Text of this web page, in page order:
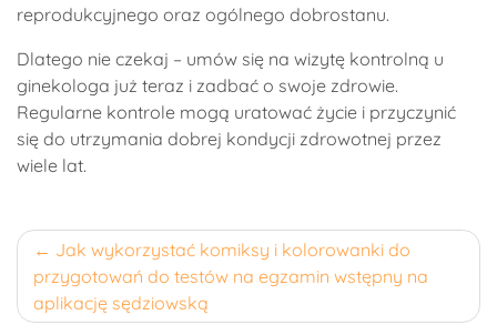
reprodukcyjnego oraz ogólnego dobrostanu.
Dlatego nie czekaj – umów się na wizytę kontrolną u
ginekologa już teraz i zadbać o swoje zdrowie.
Regularne kontrole mogą uratować życie i przyczynić
się do utrzymania dobrej kondycji zdrowotnej przez
wiele lat.
Nawigacja
wpisu
Jak wykorzystać komiksy i kolorowanki do
przygotowań do testów na egzamin wstępny na
aplikację sędziowską